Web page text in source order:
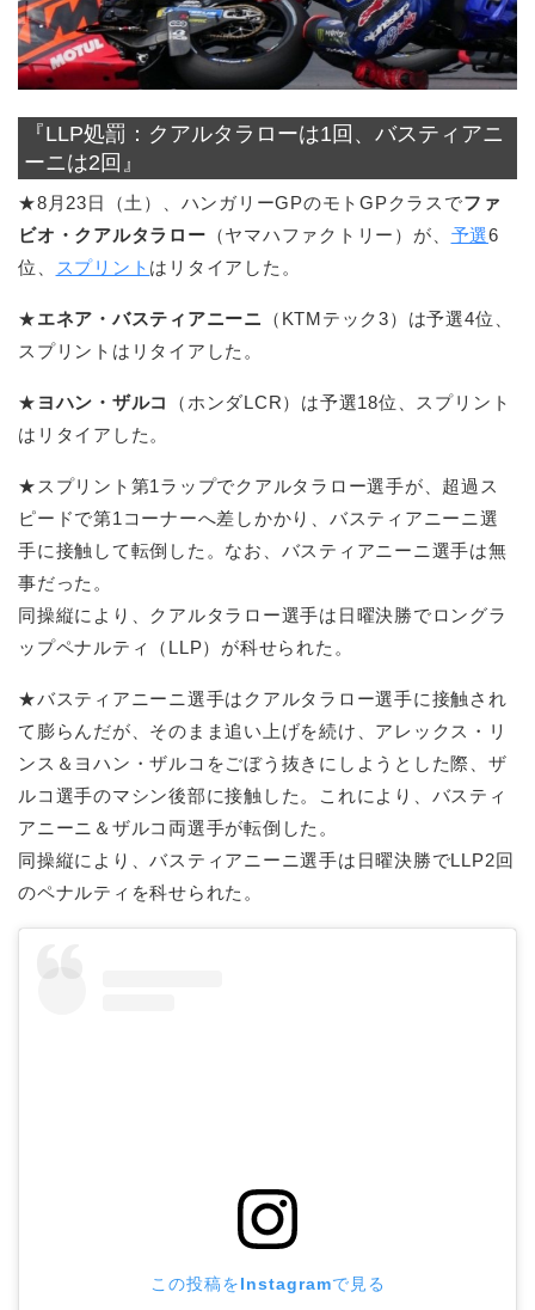
『LLP処罰：クアルタラローは1回、バスティアニ
ーニは2回』
★8月23日（土）、ハンガリーGPのモトGPクラスでファ
ビオ・クアルタラロー （ヤマハファクトリー）が、 予選6
位、
スプリント はリタイアした。
★エネア・バスティアニーニ
（KTMテック3）は予選4位、
スプリントはリタイアした。
★ ヨハン・ザルコ
（ホンダLCR）は予選18位、スプリント
はリタイアした。
★スプリント第1ラップでクアルタラロー選手が、超過ス
ピードで第1コーナーへ差しかかり、バスティアニーニ選
手に接触して転倒した。なお、バスティアニーニ選手は無
事だった。
同操縦により、クアルタラロー選手は日曜決勝でロングラ
ップペナルティ（LLP）が科せられた。
★バスティアニーニ選手はクアルタラロー選手に接触され
て膨らんだが、そのまま追い上げを続け、アレックス・リ
ンス＆ヨハン・ザルコをごぼう抜きにしようとした際、ザ
ルコ選手のマシン後部に接触した。これにより、バスティ
アニーニ＆ザルコ両選手が転倒した。
同操縦により、バスティアニーニ選手は日曜決勝でLLP2回
のペナルティを科せられた。
この投稿をInstagramで見る